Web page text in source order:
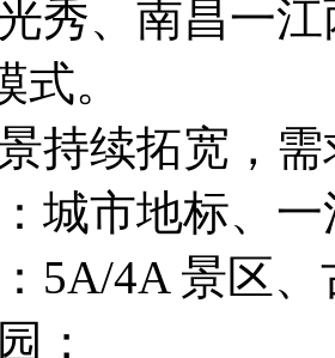
秀、南昌一
式。
持续拓宽，
城市地标、
5A/4A 景区
；